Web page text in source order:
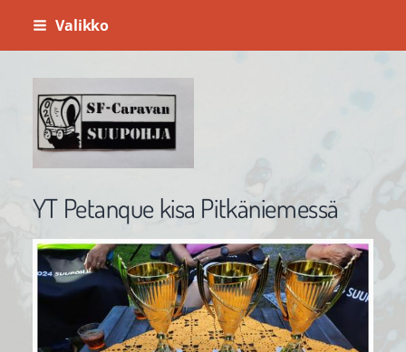
Siirry
Valikko
Sf-Caravan Suupohja ry
YT Petanque kisa Pitkäniemessä